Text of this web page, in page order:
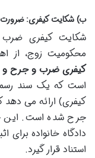
ب) شکایت کیفری: ضرورت
شکایت کیفری
محکومیت زوج، از
کیفری ضرب و جرح و
است که یک سند
کیفری) ارائه می
جرح شده است. این
دادگاه خانواده
استناد قرار گیرد.